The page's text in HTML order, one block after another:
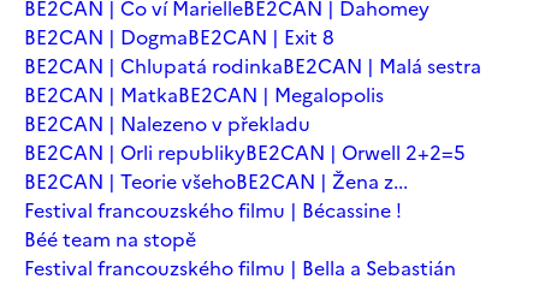
BE2CAN | Co ví MarielleBE2CAN | Dahomey
BE2CAN | DogmaBE2CAN | Exit 8
BE2CAN | Chlupatá rodinkaBE2CAN | Malá sestra
BE2CAN | MatkaBE2CAN | Megalopolis
BE2CAN | Nalezeno v překladu
BE2CAN | Orli republikyBE2CAN | Orwell 2+2=5
BE2CAN | Teorie všehoBE2CAN | Žena z...
Festival francouzského filmu | Bécassine !
Béé team na stopě
Festival francouzského filmu | Bella a Sebastián